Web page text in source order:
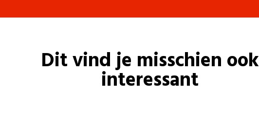
Dit vind je misschien ook
interessant